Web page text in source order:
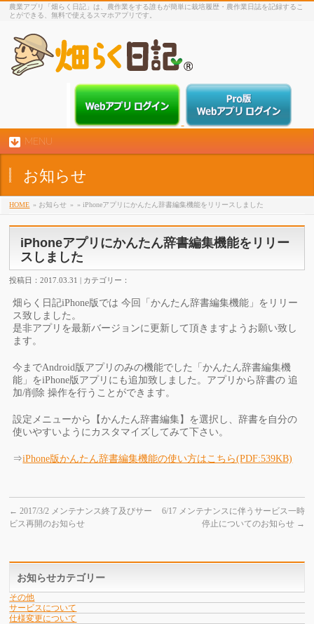
農業アプリ「畑らく日記」は、農作業をする誰もが簡単に栽培履歴・農作業日誌を記録するこ
とができる、無料で使えるスマホアプリです。
MENU
お知らせ
HOME » お知らせ » » iPhoneアプリにかんたん辞書編集機能をリリースしました
iPhoneアプリにかんたん辞書編集機能をリリー
スしました
投稿日：2017.03.31 | カテゴリー：
畑らく日記iPhone版では 今回「かんたん辞書編集機能」をリリー
ス致しました。
是非アプリを最新バージョンに更新して頂きますようお願い致し
ます。
今までAndroid版アプリのみの機能でした「かんたん辞書編集機
能」をiPhone版アプリにも追加致しました。アプリから辞書の 追
加/削除 操作を行うことができます。
設定メニューから【かんたん辞書編集】を選択し、辞書を自分の
使いやすいようにカスタマイズしてみて下さい。
⇒iPhone版かんたん辞書編集機能の使い方はこちら(PDF:539KB)
← 2017/3/2 メンテナンス終了及びサー
ビス再開のお知らせ
6/17 メンテナンスに伴うサービス一時
停止についてのお知らせ →
お知らせカテゴリー
その他
サービスについて
仕様変更について